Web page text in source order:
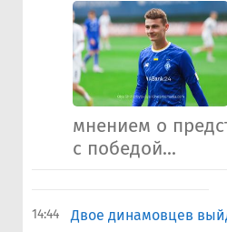
мнением о
с победой...
14:44 Двое динамовцев